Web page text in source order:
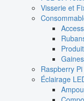
Visserie et
Raspberry Pi
Éclairage